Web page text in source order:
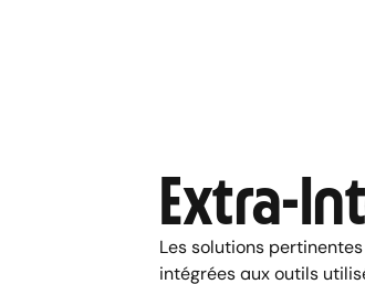
Extra-
Les solutions
intégrées aux outils